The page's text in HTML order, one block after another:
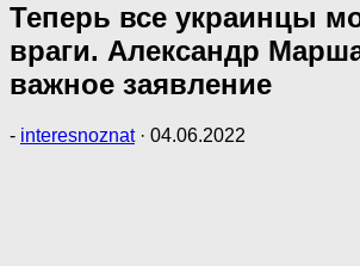
Теперь все украинцы
враги. Александр
важное заявление
- interesnoznat · 04.06.2022